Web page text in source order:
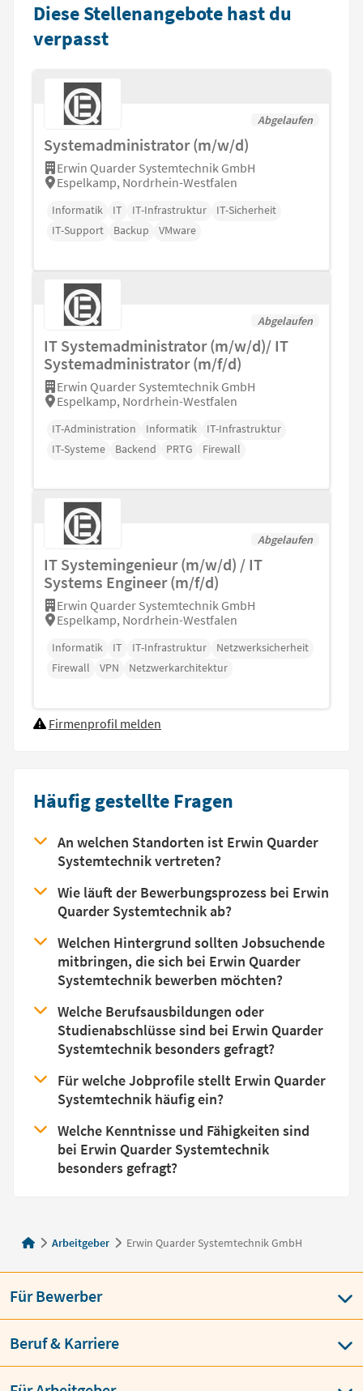
Diese Stellenangebote hast du
verpasst
Abgelaufen
Systemadministrator (m/w/d)
Erwin Quarder Systemtechnik GmbH
Espelkamp, Nordrhein-Westfalen
Informatik IT IT-Infrastruktur
IT-Sicherheit
IT-Support
Backup VMware
Abgelaufen
IT Systemadministrator (m/w/d)/ IT
Systemadministrator (m/f/d)
Erwin Quarder Systemtechnik GmbH
Espelkamp, Nordrhein-Westfalen
IT-Administration Informatik
IT-Infrastruktur
IT-Systeme
Backend PRTG Firewall
Abgelaufen
IT Systemingenieur (m/w/d) / IT
Systems Engineer (m/f/d)
Erwin Quarder Systemtechnik GmbH
Espelkamp, Nordrhein-Westfalen
Informatik IT IT-Infrastruktur
Netzwerksicherheit
Firewall
VPN Netzwerkarchitektur
Firmenprofil melden
Häufig gestellte Fragen
An welchen Standorten ist Erwin Quarder
Systemtechnik vertreten?
Wie läuft der Bewerbungsprozess bei Erwin
Quarder Systemtechnik ab?
Welchen Hintergrund sollten Jobsuchende
mitbringen, die sich bei Erwin Quarder
Systemtechnik bewerben möchten?
Welche Berufsausbildungen oder
Studienabschlüsse sind bei Erwin Quarder
Systemtechnik besonders gefragt?
Für welche Jobprofile stellt Erwin Quarder
Systemtechnik häufig ein?
Welche Kenntnisse und Fähigkeiten sind
bei Erwin Quarder Systemtechnik
besonders gefragt?
Arbeitgeber Erwin Quarder Systemtechnik GmbH
Für Bewerber
Beruf & Karriere